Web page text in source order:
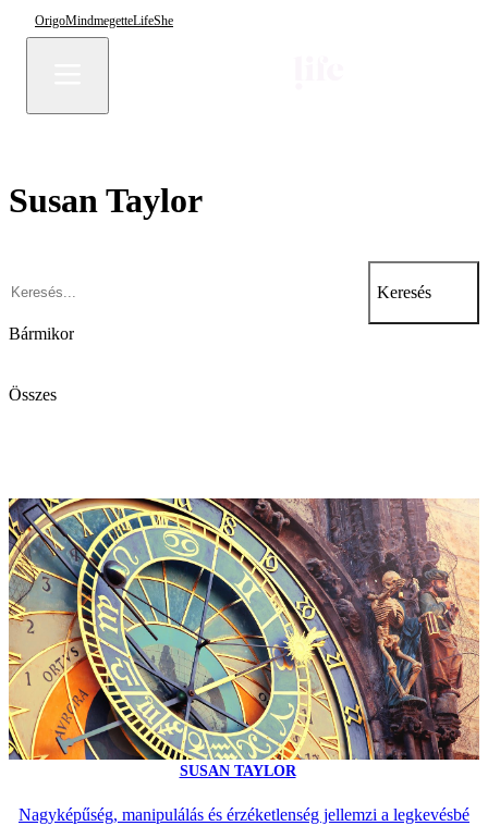
OrigoMindmegetteLifeShe
Susan Taylor
Keresés
Bármikor
Összes
SUSAN TAYLOR
Nagyképűség, manipulálás és érzéketlenség jellemzi a legkevésbé